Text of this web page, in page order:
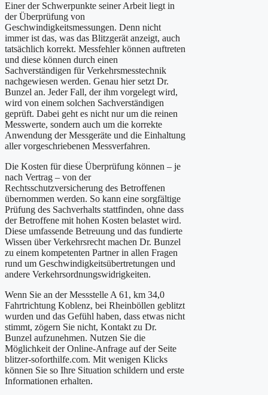
Einer der Schwerpunkte seiner Arbeit liegt in
der Überprüfung von
Geschwindigkeitsmessungen. Denn nicht
immer ist das, was das Blitzgerät anzeigt, auch
tatsächlich korrekt. Messfehler können auftreten
und diese können durch einen
Sachverständigen für Verkehrsmesstechnik
nachgewiesen werden. Genau hier setzt Dr.
Bunzel an. Jeder Fall, der ihm vorgelegt wird,
wird von einem solchen Sachverständigen
geprüft. Dabei geht es nicht nur um die reinen
Messwerte, sondern auch um die korrekte
Anwendung der Messgeräte und die Einhaltung
aller vorgeschriebenen Messverfahren.
Die Kosten für diese Überprüfung können – je
nach Vertrag – von der
Rechtsschutzversicherung des Betroffenen
übernommen werden. So kann eine sorgfältige
Prüfung des Sachverhalts stattfinden, ohne dass
der Betroffene mit hohen Kosten belastet wird.
Diese umfassende Betreuung und das fundierte
Wissen über Verkehrsrecht machen Dr. Bunzel
zu einem kompetenten Partner in allen Fragen
rund um Geschwindigkeitsübertretungen und
andere Verkehrsordnungswidrigkeiten.
Wenn Sie an der Messstelle A 61, km 34,0
Fahrtrichtung Koblenz, bei Rheinböllen geblitzt
wurden und das Gefühl haben, dass etwas nicht
stimmt, zögern Sie nicht, Kontakt zu Dr.
Bunzel aufzunehmen. Nutzen Sie die
Möglichkeit der Online-Anfrage auf der Seite
blitzer-soforthilfe.com. Mit wenigen Klicks
können Sie so Ihre Situation schildern und erste
Informationen erhalten.